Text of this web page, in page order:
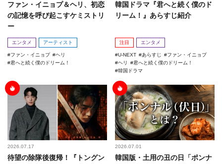
ファン・イニョプ＆ヘリ、初恋
の記憶を呼び起こすケミストリ
ー
エンタメ アーティスト
ファン・イニョプ
ヘリ
君へと続く僕のドリーム！
韓国ドラマ『君へと続く僕のド
リーム！』あらすじ紹介
注目 エンタメ
U-NEXT あらすじ
ファン・イニョプ
ヘリ
君へと続く僕のドリーム！
韓国ドラマ
2026.07.17
待望の除隊後復帰！『トングン
2026.07.01
韓国版・土用の丑の日「ポンナ